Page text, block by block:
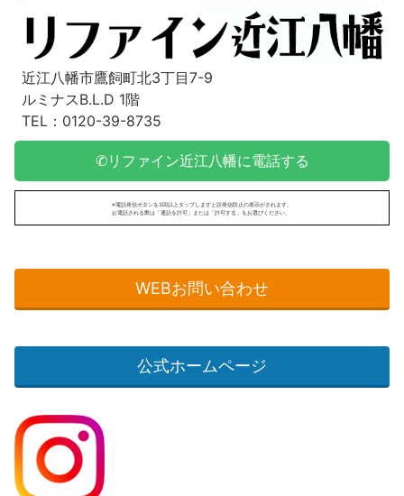
近江八幡市鷹飼町北3丁目7-9
ルミナスB.L.D 1階
TEL：0120-39-8735
✆リファイン近江八幡に電話する
※電話発信ボタンを3回以上タップしますと誤発信防止の表示がされます。
お電話される際は「通話を許可」または「許可する」をお選びください。
WEBお問い合わせ
公式ホームページ